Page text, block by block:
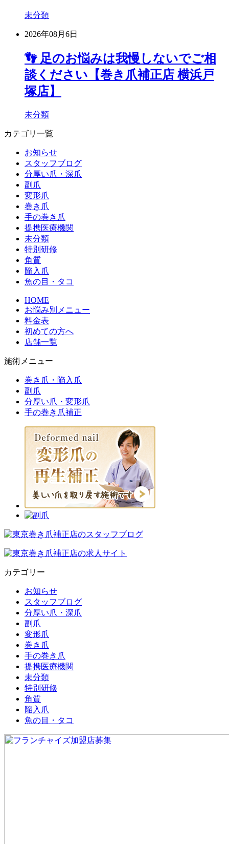
未分類
2026年08月6日
👣 足のお悩みは我慢しないでご相
談ください【巻き爪補正店 横浜戸
塚店】
未分類
カテゴリ一覧
お知らせ
スタッフブログ
分厚い爪・深爪
副爪
変形爪
巻き爪
手の巻き爪
提携医療機関
未分類
特別研修
角質
陥入爪
魚の目・タコ
HOME
お悩み別メニュー
料金表
初めての方へ
店舗一覧
施術メニュー
巻き爪・陥入爪
副爪
分厚い爪・変形爪
手の巻き爪補正
カテゴリー
お知らせ
スタッフブログ
分厚い爪・深爪
副爪
変形爪
巻き爪
手の巻き爪
提携医療機関
未分類
特別研修
角質
陥入爪
魚の目・タコ